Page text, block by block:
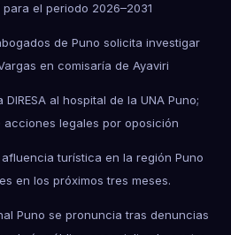
el periodo 2026–2031
de Puno solicita investigar
en comisaría de Ayaviri
al hospital de la UNA Puno;
legales por oposición
afluencia turística en la región Puno
en los próximos tres meses.
Puno se pronuncia tras denuncias